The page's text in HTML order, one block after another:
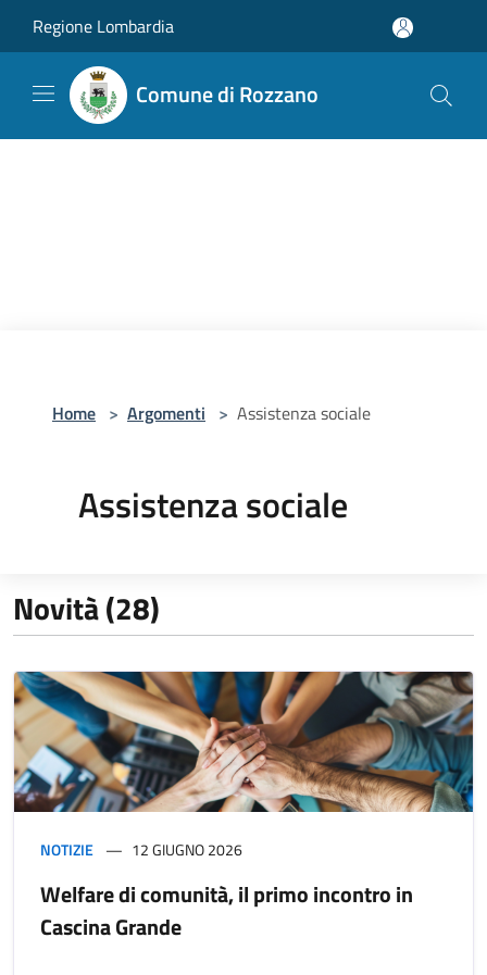
Regione Lombardia
Comune di Rozzano
Home > Argomenti > Assistenza sociale
Assistenza sociale
Novità (28)
NOTIZIE 12 GIUGNO 2026
Welfare di comunità, il primo incontro in
Cascina Grande